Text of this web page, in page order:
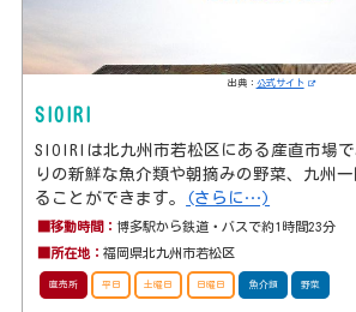
出典： 公式サイト
SIOIRI
SIOIRIは北九州市若松区にある産直市場
りの新鮮な魚介類や朝摘みの野菜、九州
ることができます。
(さらに…)
■移動時間：博多駅から鉄道・バスで約1時間23分
■所在地：福岡県北九州市若松区
直売所 平日 土曜日 日曜日 魚介類 野菜